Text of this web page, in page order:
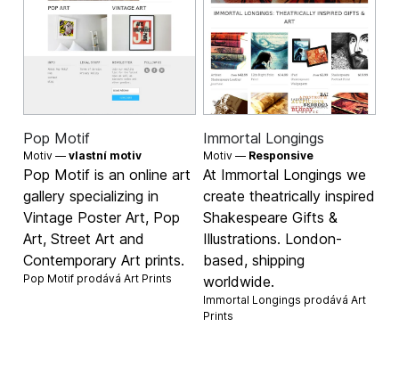
Pop Motif
Motiv —vlastní motiv
Pop Motif is an online art
gallery specializing in
Vintage Poster Art, Pop
Art, Street Art and
Contemporary Art prints.
Pop Motif prodáváArt Prints
Immortal Longings
Motiv — Responsive
At Immortal Longings we
create theatrically inspired
Shakespeare Gifts &
Illustrations. London-
based, shipping
worldwide.
Immortal Longings prodává Art
Prints